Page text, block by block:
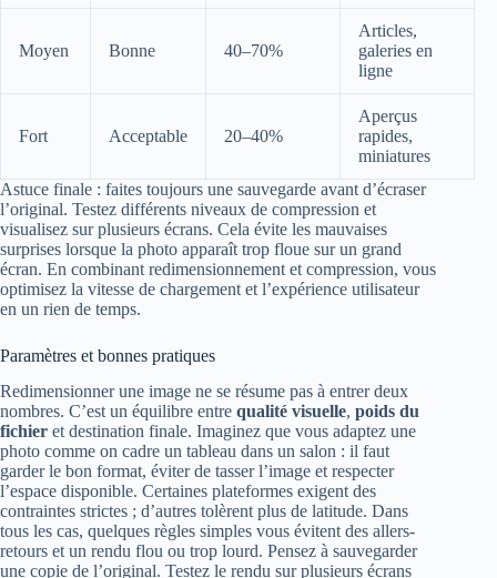
Moyen Bonne 40–70%
Articles,
galeries en
ligne
Fort Acceptable 20–40%
Aperçus
rapides,
miniatures
Astuce finale : faites toujours une sauvegarde avant d’écraser
l’original. Testez différents niveaux de compression et
visualisez sur plusieurs écrans. Cela évite les mauvaises
surprises lorsque la photo apparaît trop floue sur un grand
écran. En combinant redimensionnement et compression, vous
optimisez la vitesse de chargement et l’expérience utilisateur
en un rien de temps.
Paramètres et bonnes pratiques
Redimensionner une image ne se résume pas à entrer deux
nombres. C’est un équilibre entre qualité visuelle, poids du
fichier et destination finale. Imaginez que vous adaptez une
photo comme on cadre un tableau dans un salon : il faut
garder le bon format, éviter de tasser l’image et respecter
l’espace disponible. Certaines plateformes exigent des
contraintes strictes ; d’autres tolèrent plus de latitude. Dans
tous les cas, quelques règles simples vous évitent des allers-
retours et un rendu flou ou trop lourd. Pensez à sauvegarder
une copie de l’original. Testez le rendu sur plusieurs écrans